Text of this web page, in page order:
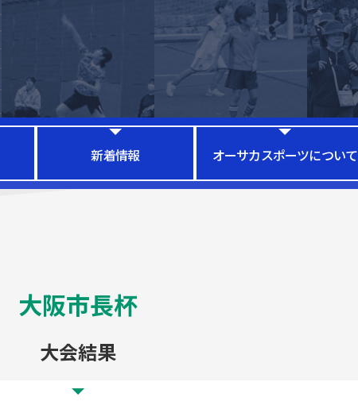
新着情報 オーサカスポーツについて
大阪市長杯
大会結果